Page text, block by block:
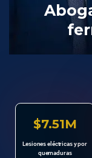
$7.51M
Lesiones eléctricas y por
quemaduras